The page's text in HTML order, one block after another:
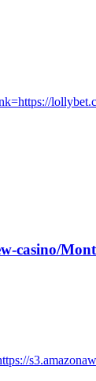
casino/